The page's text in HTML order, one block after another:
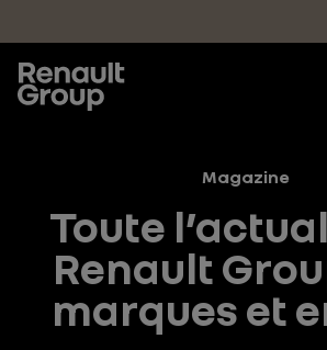
Magazine
Toute
Renault
marques et